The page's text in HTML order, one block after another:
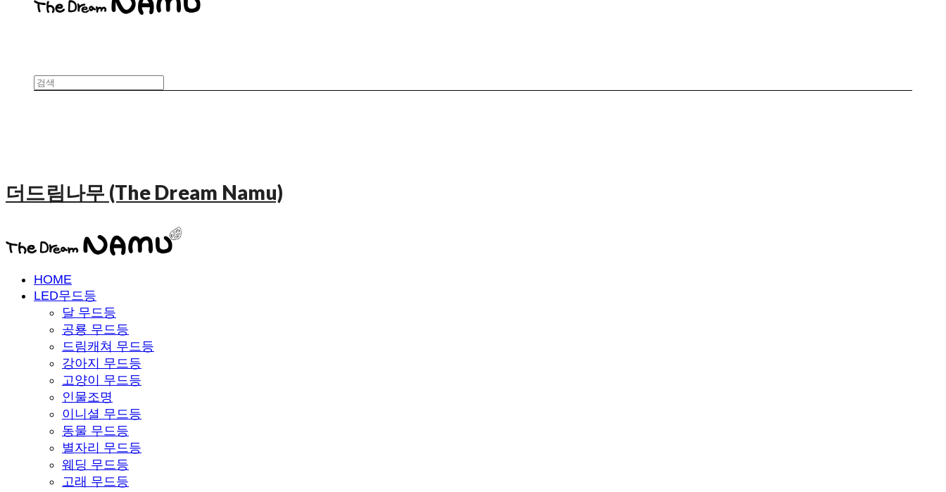
더드림나무 (The Dream Namu)
HOME
LED무드등
달 무드등
공룡 무드등
드림캐쳐 무드등
강아지 무드등
고양이 무드등
인물조명
이니셜 무드등
동물 무드등
별자리 무드등
웨딩 무드등
고래 무드등